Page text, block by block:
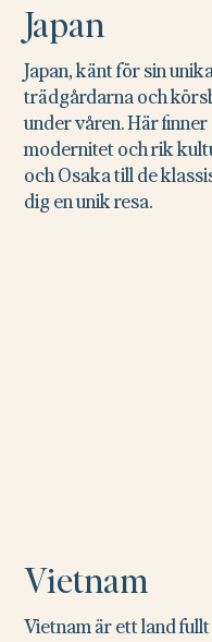
Japan
Japan, känt för sin
trädgårdarna och
under våren. Här
modernitet och rik
och Osaka till de
dig en unik resa.
Vietnam
Vietnam är ett land